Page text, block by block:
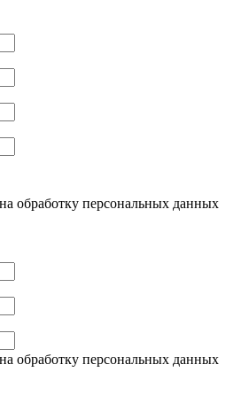
обработку персональных данных
обработку персональных данных